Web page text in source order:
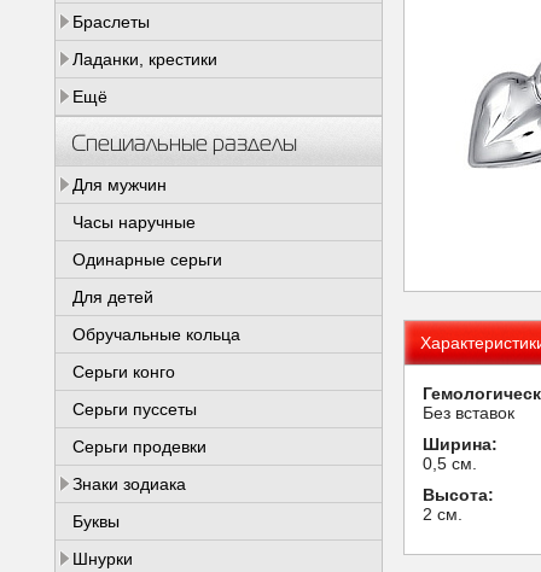
Браслеты
Ладанки, крестики
Ещё
Специальные разделы
Для мужчин
Часы наручные
Одинарные серьги
Для детей
Обручальные кольца
Серьги конго
Серьги пуссеты
Серьги продевки
Знаки зодиака
Буквы
Шнурки
Без вставок
Ширина:
0,5 см.
Высота:
2 см.